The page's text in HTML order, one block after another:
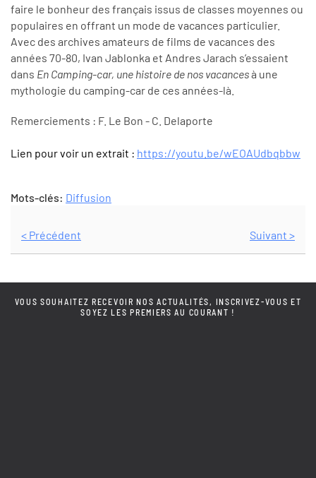
faire le bonheur des français issus de classes moyennes ou
populaires en offrant un mode de vacances particulier.
Avec des archives amateurs de films de vacances des
années 70-80, Ivan Jablonka et Andres Jarach s’essaient
dans En Camping-car, une histoire de nos vacancesà une
mythologie du camping-car de ces années-là.
Remerciements : F. Le Bon - C. Delaporte
Lien pour voir un extrait : https://youtu.be/wEOAUdbqbbw
Mots-clés: Diffusion
< Précédent Suivant >
VOUS SOUHAITEZ RECEVOIR NOS ACTUALITÉS, INSCRIVEZ-VOUS ET
SOYEZ LES PREMIERS AU COURANT !